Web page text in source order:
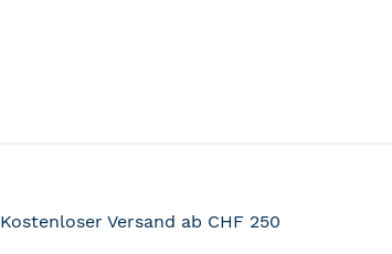
Kostenloser Versand ab CHF 250